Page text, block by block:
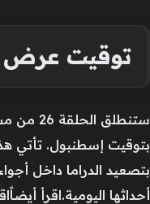
توقيت عرض
بتوقيت إسطنبول. تأتي
بتصعيد الدراما داخل
أحداثها اليومية.اقرأ